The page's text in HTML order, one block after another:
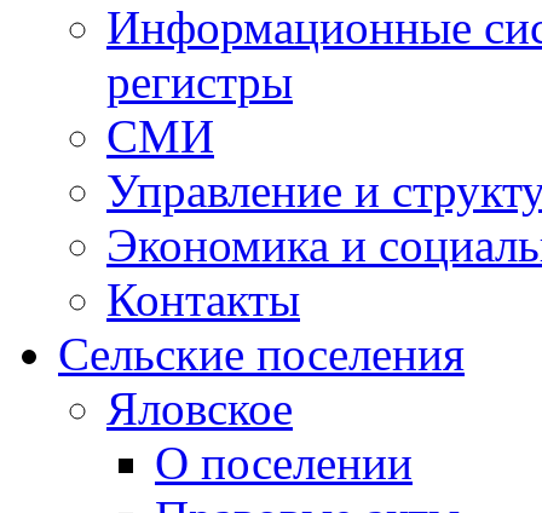
Информационные
регистры
СМИ
Управление и
Экономика и
Контакты
Сельские поселения
Яловское
О поселении